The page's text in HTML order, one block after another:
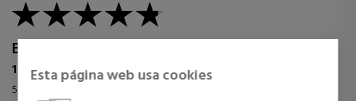
Esta página web usa cookies
Excelente
1.359 valoraciones en los últimos 12 meses
5 estrellas